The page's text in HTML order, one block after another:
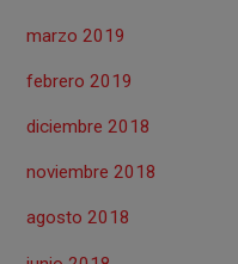
marzo 2019
febrero 2019
diciembre 2018
noviembre 2018
agosto 2018